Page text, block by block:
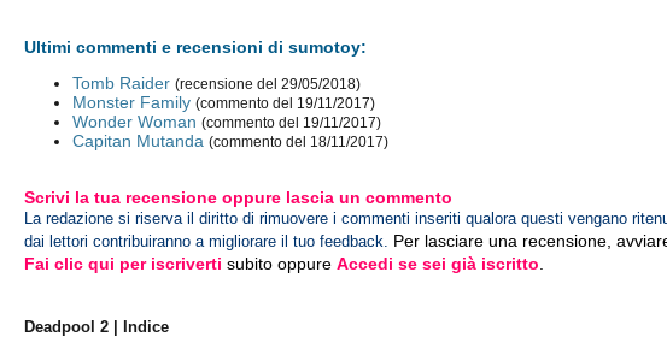
Ultimi commenti e recensioni di sumotoy:
Tomb Raider (recensione del 29/05/2018)
Monster Family (commento del 19/11/2017)
Wonder Woman (commento del 19/11/2017)
Capitan Mutanda (commento del 18/11/2017)
Scrivi la tua recensione oppure lascia un commento
La redazione si riserva il diritto di rimuovere i commenti inseriti qualora questi vengano
dai lettori contribuiranno a migliorare il tuo feedback. Per lasciare una recensione,
Fai clic qui per iscriverti subito oppureAccedi se sei già iscritto
Deadpool 2 | Indice